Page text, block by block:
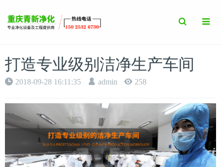
Toggle
Search
打造专业级别洁净生产车间
2018-09-28 16:11:35 admin 258